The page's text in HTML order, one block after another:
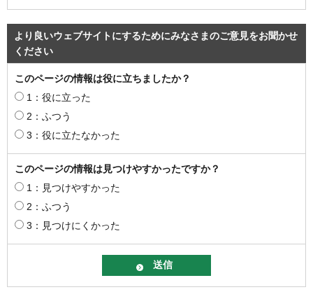
より良いウェブサイトにするためにみなさまのご意見をお聞かせ
ください
このページの情報は役に立ちましたか？
1：役に立った
2：ふつう
3：役に立たなかった
このページの情報は見つけやすかったですか？
1：見つけやすかった
2：ふつう
3：見つけにくかった